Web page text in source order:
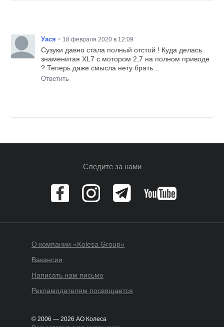
Уася • 18 февраля 2020 в 12:09
Сузуки давно стала полный отстой ! Куда делась
знаменитая XL7 с мотором 2,7 на полном приводе
? Теперь даже смысла нету брать…
Ответить
Следите за нами
О компании «Kolesa Group»
Вакансии
Написать нам письмо
Рекламодателям посвящается
© 2006 — 2026 АО Колеса